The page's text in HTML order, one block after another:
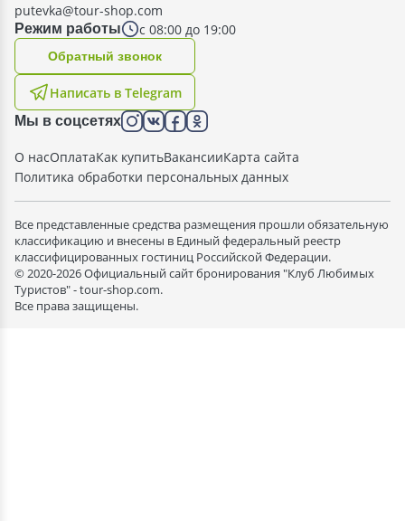
Режим работы с 08:00 до 19:00
putevka@tour-shop.com
Написать в Telegram
Oбратный звонок
Мы в соцсетях
О насОплатаКак купитьВакансииКарта сайта
Политика обработки персональных данных
Все представленные средства размещения прошли обязательную
классификацию и внесены в Единый федеральный реестр
классифицированных гостиниц Российской Федерации.
© 2020-2026 Официальный сайт бронирования "Клуб Любимых
Туристов" - tour-shop.com.
Все права защищены.